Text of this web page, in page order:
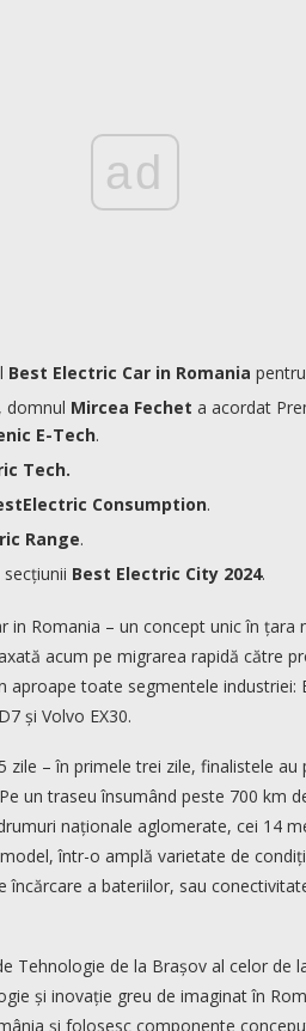
ad
Best Electric Car in Romania
domnul Mircea Fechet a acordat
E-Tech.
Tech.
Consumption.
Range.
Best Electric City 2024.
in Romania – un concept unic în
acum pe migrarea rapidă către
toate segmentele industriei:
și Volvo EX30.
zile – în primele trei zile, finalistele
un traseu însumând peste 700 km
naționale aglomerate, cei 14
într-o amplă varietate de
a bateriilor, sau
Tehnologie de la Brașov al celor de
și inovație greu de imaginat în
și folosesc componente